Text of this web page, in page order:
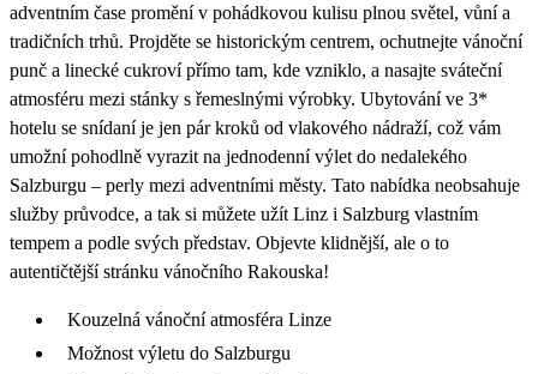
adventním čase promění v pohádkovou kulisu plnou světel, vůní a
tradičních trhů. Projděte se historickým centrem, ochutnejte vánoční
punč a linecké cukroví přímo tam, kde vzniklo, a nasajte sváteční
atmosféru mezi stánky s řemeslnými výrobky. Ubytování ve 3*
hotelu se snídaní je jen pár kroků od vlakového nádraží, což vám
umožní pohodlně vyrazit na jednodenní výlet do nedalekého
Salzburgu – perly mezi adventními městy. Tato nabídka neobsahuje
služby průvodce, a tak si můžete užít Linz i Salzburg vlastním
tempem a podle svých představ. Objevte klidnější, ale o to
autentičtější stránku vánočního Rakouska!
Kouzelná vánoční atmosféra Linze
Možnost výletu do Salzburgu